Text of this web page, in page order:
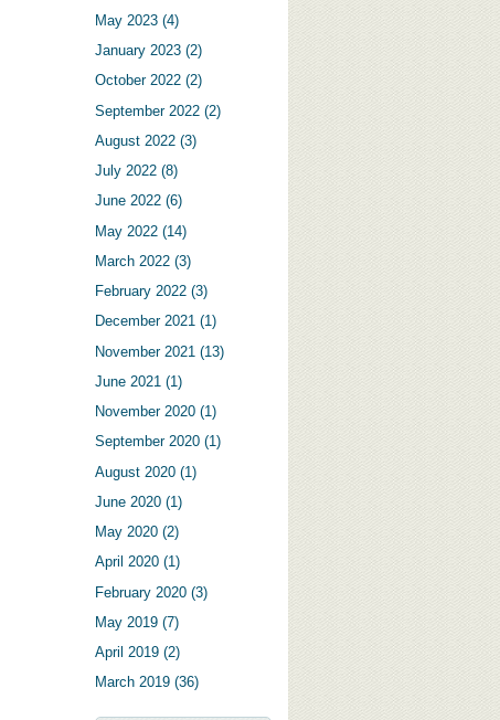
May 2023 (4)
January 2023 (2)
October 2022 (2)
September 2022 (2)
August 2022 (3)
July 2022 (8)
June 2022 (6)
May 2022 (14)
March 2022 (3)
February 2022 (3)
December 2021 (1)
November 2021 (13)
June 2021 (1)
November 2020 (1)
September 2020 (1)
August 2020 (1)
June 2020 (1)
May 2020 (2)
April 2020 (1)
February 2020 (3)
May 2019 (7)
April 2019 (2)
March 2019 (36)